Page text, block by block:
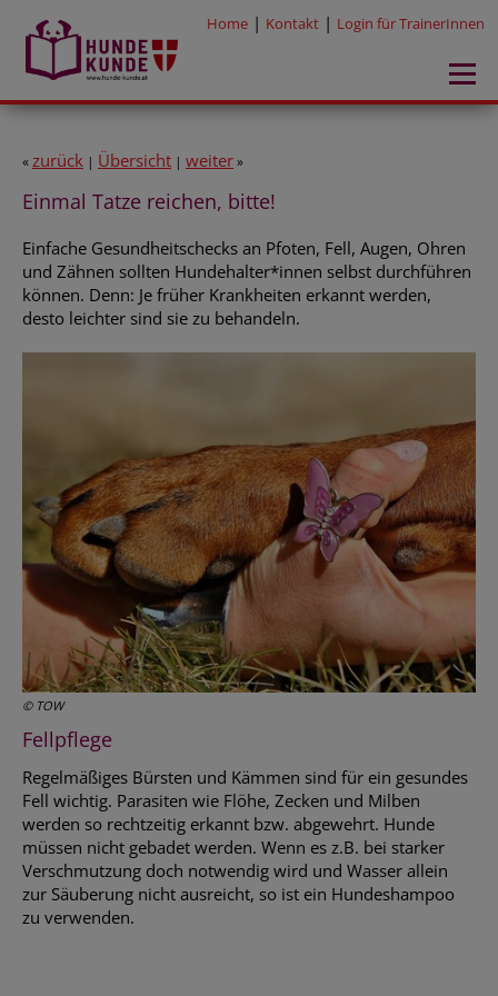
Home | Kontakt | Login für TrainerInnen
«zurück | Übersicht | weiter»
Einmal Tatze reichen, bitte!
Einfache Gesundheitschecks an Pfoten, Fell, Augen, Ohren
und Zähnen sollten Hundehalter*innen selbst durchführen
können. Denn: Je früher Krankheiten erkannt werden,
desto leichter sind sie zu behandeln.
© TOW
Fellpflege
Regelmäßiges Bürsten und Kämmen sind für ein gesundes
Fell wichtig. Parasiten wie Flöhe, Zecken und Milben
werden so rechtzeitig erkannt bzw. abgewehrt. Hunde
müssen nicht gebadet werden. Wenn es z.B. bei starker
Verschmutzung doch notwendig wird und Wasser allein
zur Säuberung nicht ausreicht, so ist ein Hundeshampoo
zu verwenden.